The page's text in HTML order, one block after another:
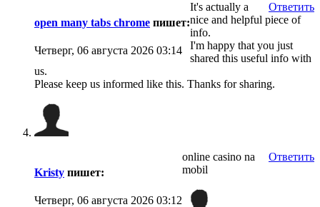
open many tabs chrome пишет:
Четверг, 06 августа 2026 03:14
Ответить
It's actually a
nice and helpful piece of
info.
I'm happy that you just
shared this useful info with
us.
Please keep us informed like this. Thanks for sharing.
Kristy пишет:
Четверг, 06 августа 2026 03:12
Ответить
online casino na
mobil